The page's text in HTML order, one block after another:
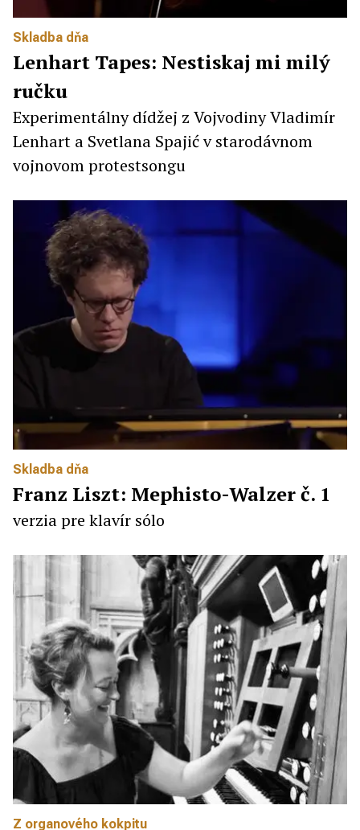
Skladba dňa
Lenhart Tapes: Nestiskaj mi milý
ručku
Experimentálny dídžej z Vojvodiny Vladimír
Lenhart a Svetlana Spajić v starodávnom
vojnovom protestsongu
Skladba dňa
Franz Liszt: Mephisto-Walzer č. 1
verzia pre klavír sólo
Z organového kokpitu